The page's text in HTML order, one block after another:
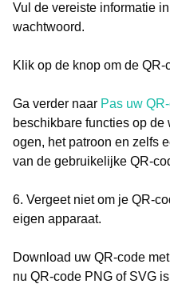
Vul de vereiste informatie
wachtwoord.
Klik op de knop om de QR-
Ga verder naar Pas uw
beschikbare functies op de
ogen, het patroon en zelfs
van de gebruikelijke QR-
6. Vergeet niet om je QR-
eigen apparaat.
Download uw QR-code
nu QR-code PNG of SVG